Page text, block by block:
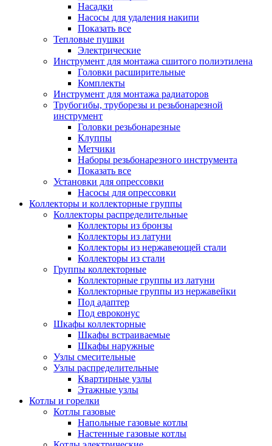
Насадки
Насосы для удаления накипи
Показать все
Тепловые пушки
Электрические
Инструмент для монтажа сшитого полиэтилена
Головки расширительные
Комплекты
Инструмент для монтажа радиаторов
Трубогибы, труборезы и резьбонарезной
инструмент
Головки резьбонарезные
Клуппы
Метчики
Наборы резьбонарезного инструмента
Показать все
Установки для опрессовки
Насосы для опрессовки
Коллекторы и коллекторные группы
Коллекторы распределительные
Коллекторы из бронзы
Коллекторы из латуни
Коллекторы из нержавеющей стали
Коллекторы из стали
Группы коллекторные
Коллекторные группы из латуни
Коллекторные группы из нержавейки
Под адаптер
Под евроконус
Шкафы коллекторные
Шкафы встраиваемые
Шкафы наружные
Узлы смесительные
Узлы распределительные
Квартирные узлы
Этажные узлы
Котлы и горелки
Котлы газовые
Напольные газовые котлы
Настенные газовые котлы